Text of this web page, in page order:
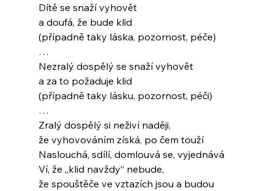
Dítě se snaží vyhovět
a doufá, že bude klid
(případně taky láska, pozornost, péče)
…
Nezralý dospělý se snaží vyhovět
a za to požaduje klid
(případně taky lásku, pozornost, péči)
…
Zralý dospělý si neživí naději,
že vyhovováním získá, po čem touží
Naslouchá, sdílí, domlouvá se, vyjednává
Ví, že „klid navždy“ nebude,
že spouštěče ve vztazích jsou a budou